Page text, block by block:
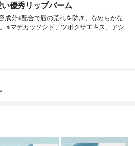
優秀リップバーム
成分※配合で唇の荒れを防ぎ、なめらかな
※マデカッソシド、ツボクサエキス、アシ